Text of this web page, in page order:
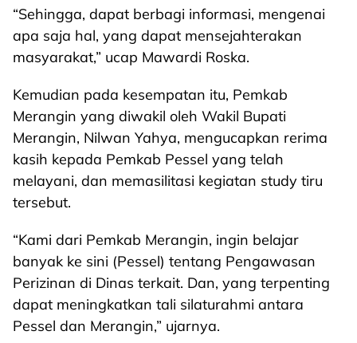
“Sehingga, dapat berbagi informasi, mengenai
apa saja hal, yang dapat mensejahterakan
masyarakat,” ucap Mawardi Roska.
Kemudian pada kesempatan itu, Pemkab
Merangin yang diwakil oleh Wakil Bupati
Merangin, Nilwan Yahya, mengucapkan rerima
kasih kepada Pemkab Pessel yang telah
melayani, dan memasilitasi kegiatan study tiru
tersebut.
“Kami dari Pemkab Merangin, ingin belajar
banyak ke sini (Pessel) tentang Pengawasan
Perizinan di Dinas terkait. Dan, yang terpenting
dapat meningkatkan tali silaturahmi antara
Pessel dan Merangin,” ujarnya.